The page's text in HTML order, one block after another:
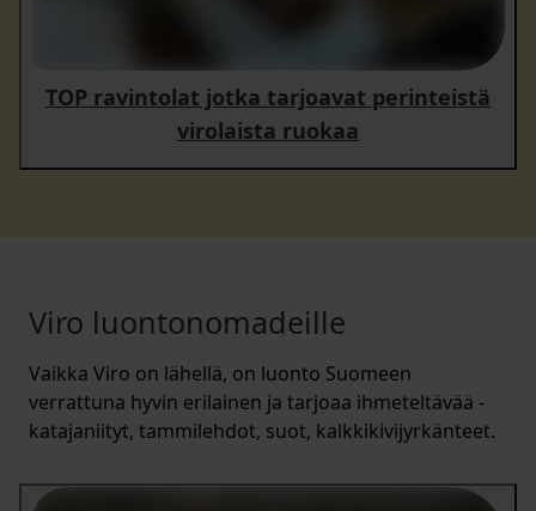
TOP ravintolat jotka tarjoavat perinteistä
virolaista ruokaa
Viro luontonomadeille
Vaikka Viro on lähellä, on luonto Suomeen
verrattuna hyvin erilainen ja tarjoaa ihmeteltävää -
katajaniityt, tammilehdot, suot, kalkkikivijyrkänteet.